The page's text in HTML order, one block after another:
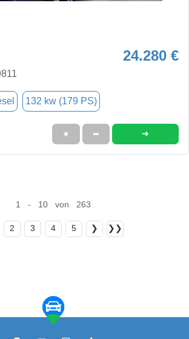
24.280 €
132 kw (179 PS)
★ ➦ ➜
1 - 10 von 263
2 3 4 5 ❯ ❯❯